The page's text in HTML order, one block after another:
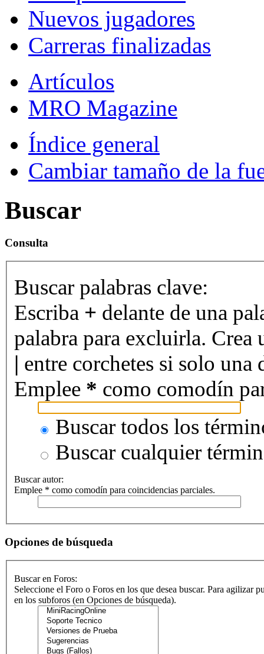
Nuevos jugadores
Carreras finalizadas
Artículos
MRO Magazine
Índice general
Cambiar tamaño de la
Buscar
Consulta
Buscar palabras clave:
Escriba + delante de una
palabra para excluirla. Crea
| entre corchetes si solo una
Emplee * como comodín
Buscar todos los
Buscar cualquier
Buscar autor:
Emplee * como comodín para coincidencias parciales.
Opciones de búsqueda
Buscar en Foros:
Seleccione el Foro o Foros en los que desea buscar. Para agilizar
en los subforos (en Opciones de búsqueda).